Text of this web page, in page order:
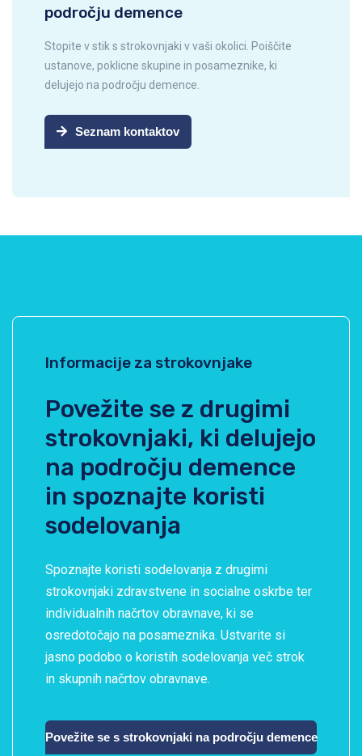
področju demence
Stopite v stik s strokovnjaki v vaši okolici. Poiščite
ustanove, poklicne skupine in posameznike, ki
delujejo na področju demence.
Seznam kontaktov
Informacije za strokovnjake
Povežite se z drugimi
strokovnjaki, ki delujejo
na področju demence
in spoznajte koristi
sodelovanja
Spoznajte koristi sodelovanja z drugimi
strokovnjaki zdravstvene in socialne oskrbe ter
individualnih načrtov obravnave, ki se
osredotočajo na posameznika. Ustvarite si
jasno podobo o koristih sodelovanja več strok
in skupnih načrtov obravnave.
Povežite se s strokovnjaki na področju demence